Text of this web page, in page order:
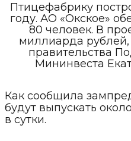
Птицефабрику
году. АО «Окское»
80 человек. В
миллиарда
правительства
Мининвеста
Как сообщила
будут выпускать
в сутки.